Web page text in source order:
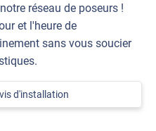
réseau de poseurs !
et l'heure de
sans vous soucier
d'installation